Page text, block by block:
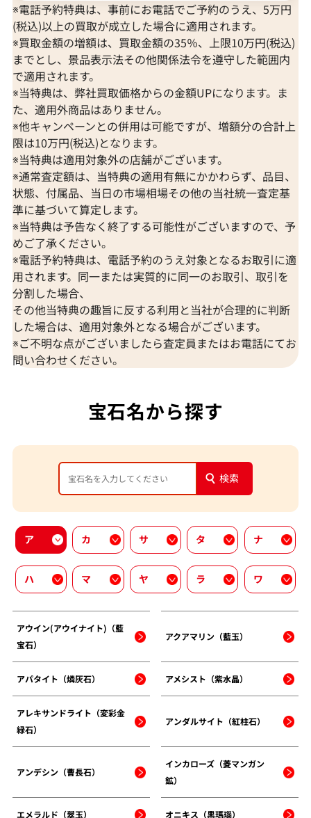
※電話予約特典は、事前にお電話でご予約のうえ、5万円
(税込)以上の買取が成立した場合に適用されます。
※買取金額の増額は、買取金額の35％、上限10万円(税込)
までとし、景品表示法その他関係法令を遵守した範囲内
で適用されます。
※当特典は、弊社買取価格からの金額UPになります。ま
た、適用外商品はありません。
※他キャンペーンとの併用は可能ですが、増額分の合計上
限は10万円(税込)となります。
※当特典は適用対象外の店舗がございます。
※通常査定額は、当特典の適用有無にかかわらず、品目、
状態、付属品、当日の市場相場その他の当社統一査定基
準に基づいて算定します。
※当特典は予告なく終了する可能性がございますので、予
めご了承ください。
※電話予約特典は、電話予約のうえ対象となるお取引に適
用されます。同一または実質的に同一のお取引、取引を
分割した場合、
その他当特典の趣旨に反する利用と当社が合理的に判断
した場合は、適用対象外となる場合がございます。
※ご不明な点がございましたら査定員またはお電話にてお
問い合わせください。
宝石名から探す
検索
ア カ サ タ ナ
ハ マ ヤ ラ ワ
アウイン(アウイナイト)（藍
宝石）
アクアマリン（藍玉）
アパタイト（燐灰石） アメシスト（紫水晶）
アレキサンドライト（変彩金
緑石）
アンダルサイト（紅柱石）
アンデシン（曹長石）
インカローズ（菱マンガン
鉱）
エメラルド（翠玉） オニキス（黒瑪瑙）